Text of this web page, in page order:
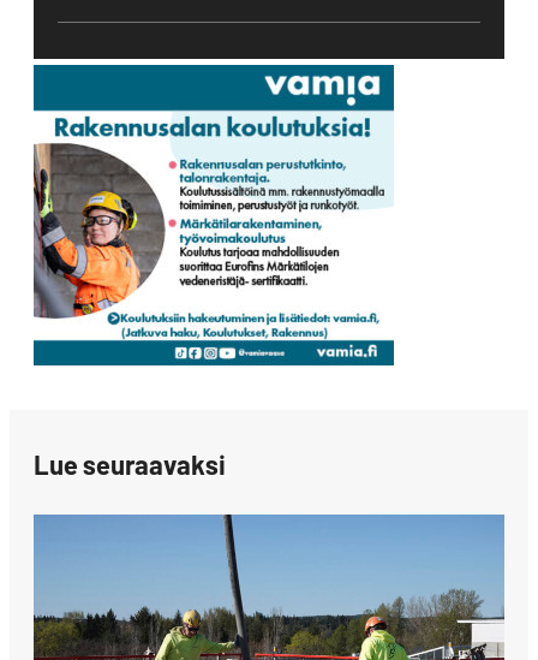
Lue seuraavaksi